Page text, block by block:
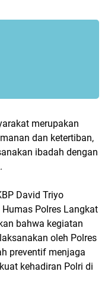
merupakan
dan ketertiban,
ibadah dengan
David Triyo
Humas Polres Langkat
bahwa kegiatan
oleh Polres
preventif menjaga
kehadiran Polri di